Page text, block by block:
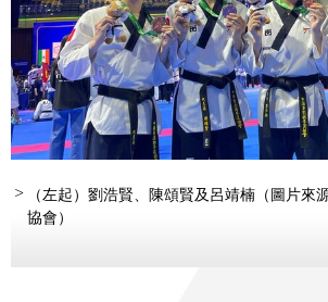
（左起）劉浩賢、陳頌賢及呂靖楠（圖片來
協會）